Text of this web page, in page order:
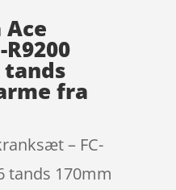
Ace
tands
fra
– FC-
tands 170mm